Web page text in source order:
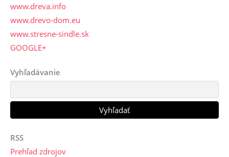
www.dreva.info
www.drevo-dom.eu
www.stresne-sindle.sk
GOOGLE+
Vyhľadávanie
RSS
Prehľad zdrojov